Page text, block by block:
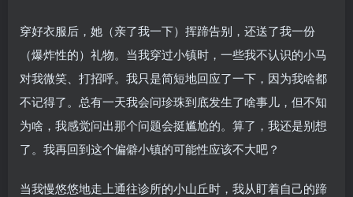
穿好衣服后，她（亲了我一下）挥蹄告别，还送了我一份
（爆炸性的）礼物。当我穿过小镇时，一些我不认识的小马
对我微笑、打招呼。我只是简短地回应了一下，因为我啥都
不记得了。总有一天我会问珍珠到底发生了啥事儿，但不知
为啥，我感觉问出那个问题会挺尴尬的。算了，我还是别想
了。我再回到这个偏僻小镇的可能性应该不大吧？
当我慢悠悠地走上通往诊所的小山丘时，我从盯着自己的蹄